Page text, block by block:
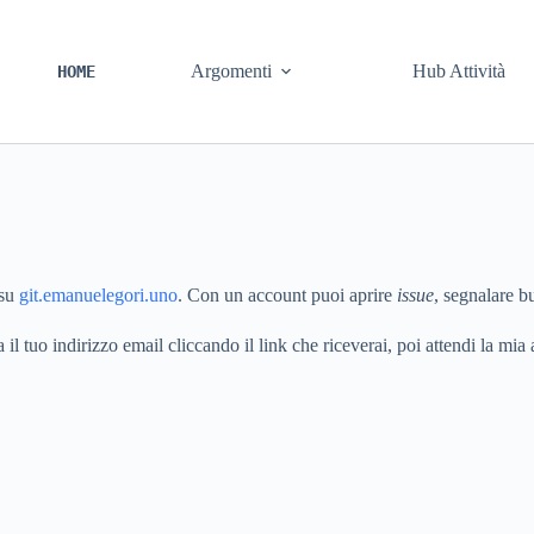
HOME Argomenti Hub Attività
git.emanuelegori.uno. Con un account puoi aprire issue, segnalare
tuo indirizzo email cliccando il link che riceverai, poi attendi la mia